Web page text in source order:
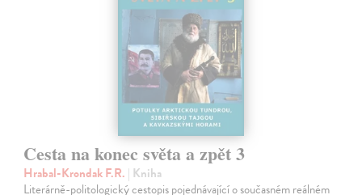
Cesta na konec světa a zpět 3
Hrabal-Krondak F.R. | Kniha
Literárně-politologický cestopis pojednávající o současném reálném